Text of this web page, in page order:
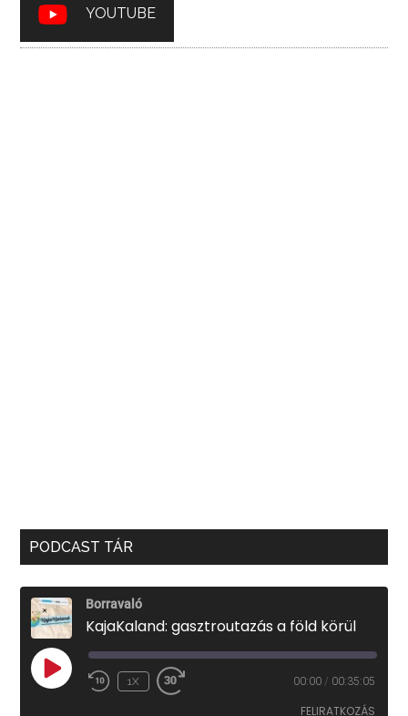
YOUTUBE
PODCAST TÁR
Borravaló
KajaKaland: gasztroutazás a föld körül
PLAY
EPISODE
1X 00:00 / 00:35:05
FELIRATKOZÁS